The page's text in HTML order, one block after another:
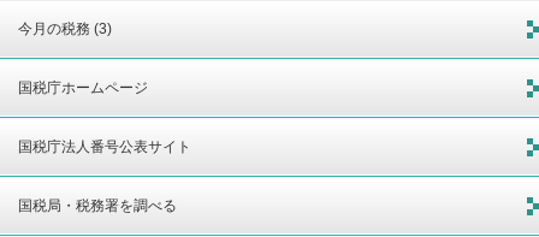
今月の税務 (3)
国税庁ホームページ
国税庁法人番号公表サイト
国税局・税務署を調べる